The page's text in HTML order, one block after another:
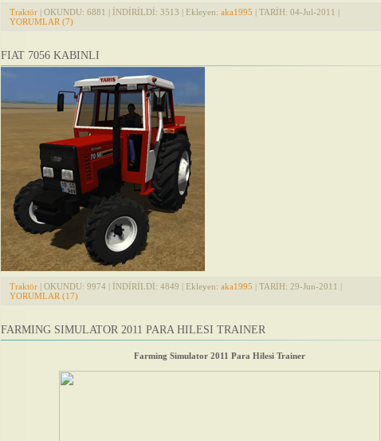
Traktör | OKUNDU: 6881 | İNDİRİLDİ: 3513 | Ekleyen: aka1995 | TARİH: 04-Jul-2011 |
YORUMLAR (7)
FIAT 7056 KABINLI
Traktör | OKUNDU: 9974 | İNDİRİLDİ: 4849 | Ekleyen: aka1995 | TARİH: 29-Jun-2011 |
YORUMLAR (17)
FARMING SIMULATOR 2011 PARA HILESI TRAINER
Farming Simulator 2011 Para Hilesi Trainer